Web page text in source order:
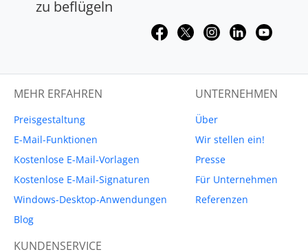
zu beflügeln
MEHR ERFAHREN
Preisgestaltung
E-Mail-Funktionen
Kostenlose E-Mail-Vorlagen
Kostenlose E-Mail-Signaturen
Windows-Desktop-Anwendungen
Blog
UNTERNEHMEN
Über
Wir stellen ein!
Presse
Für Unternehmen
Referenzen
KUNDENSERVICE